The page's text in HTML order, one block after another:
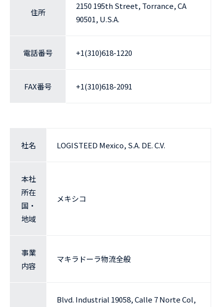
住所
2150 195th Street, Torrance, CA
90501, U.S.A.
電話番号 +1(310)618-1220
FAX番号 +1(310)618-2091
社名 LOGISTEED Mexico, S.A. DE. C.V.
本社
所在
国・
地域
メキシコ
事業
内容
マキラドーラ物流全般
Blvd. Industrial 19058, Calle 7 Norte Col,